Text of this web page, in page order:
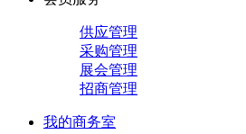
供应管理
采购管理
展会管理
招商管理
我的商务室